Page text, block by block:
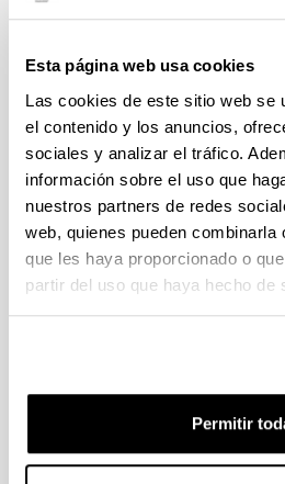
Esta página web usa cookies
Las cookies de este sitio web se
el contenido y los anuncios,
sociales y analizar el tráfico.
información sobre el uso que
nuestros partners de redes
web, quienes pueden combinarla
que les haya proporcionado o
partir del uso que haya hecho de
Permitir
Sólido 24: G.P. -42m
Sólido 25: G.P. 4/
Sólido 26: G.P. 4/
Sólido 27: G.P. 4/